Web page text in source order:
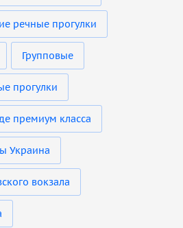
речные прогулки
Групповые
прогулки
премиум класса
Украина
вокзала